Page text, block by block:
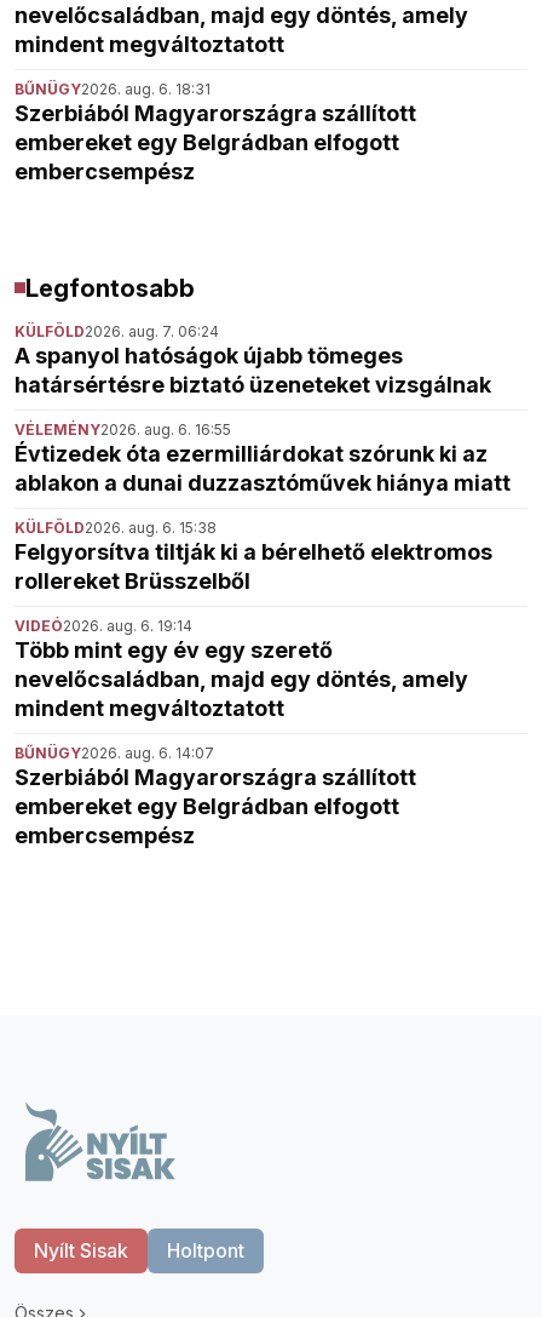
nevelőcsaládban, majd egy döntés, amely
mindent megváltoztatott
BŰNÜGY2026. aug. 6. 18:31
Szerbiából Magyarországra szállított
embereket egy Belgrádban elfogott
embercsempész
Legfontosabb
KÜLFÖLD2026. aug. 7. 06:24
A spanyol hatóságok újabb tömeges
határsértésre biztató üzeneteket vizsgálnak
VÉLEMÉNY2026. aug. 6. 16:55
Évtizedek óta ezermilliárdokat szórunk ki az
ablakon a dunai duzzasztóművek hiánya miatt
KÜLFÖLD2026. aug. 6. 15:38
Felgyorsítva tiltják ki a bérelhető elektromos
rollereket Brüsszelből
VIDEÓ2026. aug. 6. 19:14
Több mint egy év egy szerető
nevelőcsaládban, majd egy döntés, amely
mindent megváltoztatott
BŰNÜGY2026. aug. 6. 14:07
Szerbiából Magyarországra szállított
embereket egy Belgrádban elfogott
embercsempész
Nyílt Sisak Holtpont
Összes